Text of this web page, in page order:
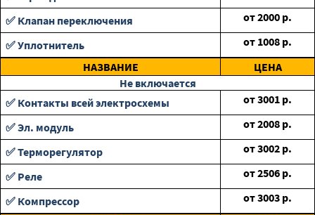
✅ Клапан переключения
от2000 р.
✅ Уплотнитель
от 1008 р.
НАЗВАНИЕ
ЦЕНА
Не включается
✅ Контакты всей электросхемы
от3001 р.
✅ Эл. модуль
от2008 р.
✅ Терморегулятор
от3002 р.
✅ Реле
от2506 р.
✅ Компрессор
от3003 р.